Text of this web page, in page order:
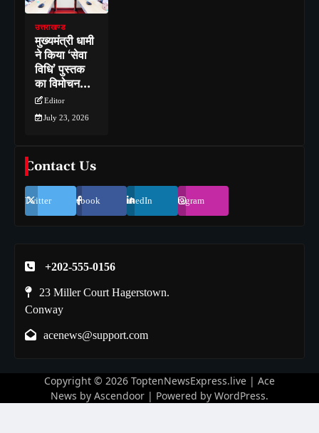
उत्तराखण्ड
मुख्यमंत्री धामी
ने किया ‘सेवा
विधि’ पुस्तक
का विमोचन…
Editor
July 23, 2026
Contact Us
Twitter Facebook LinkedIn Instagram
+202-555-0156
23 Miller Court Hagerstown.
Conway
acenews@support.com
Copyright © 2026 ToptenNewsExpress.live | Ace
News by Ascendoor | Powered by WordPress.